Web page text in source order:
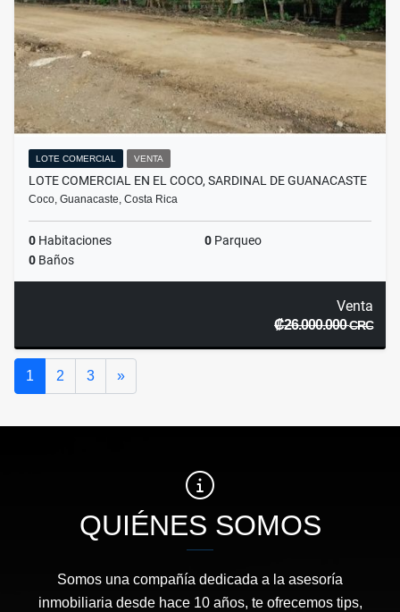
LOTE COMERCIAL VENTA
LOTE COMERCIAL EN EL COCO, SARDINAL DE GUANACASTE
Coco, Guanacaste, Costa Rica
0 Habitaciones 0 Parqueo
0 Baños
Venta
₡26.000.000CRC
1 2 3 »Siguiente
QUIÉNES SOMOS
Somos una compañía dedicada a la asesoría
inmobiliaria desde hace 10 años, te ofrecemos tips,